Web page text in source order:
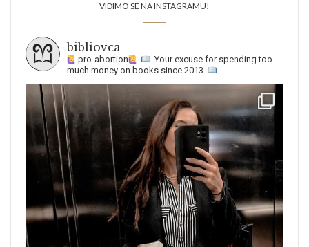
VIDIMO SE NA INSTAGRAMU!
bibliovca
pro-abortion
Your excuse for spending too
much money on books since 2013.